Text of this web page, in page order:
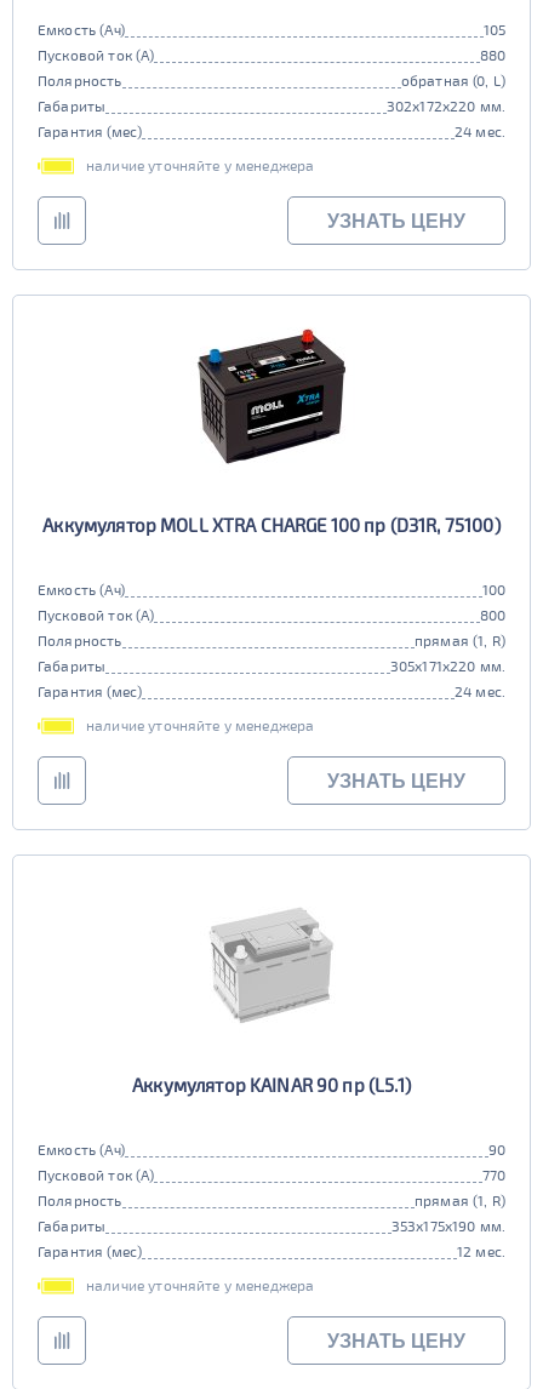
Емкость (Ач)
105
Пусковой ток (А)
880
Полярность
обратная (0, L)
Габариты
302x172x220 мм.
Гарантия (мес)
24 мес.
наличие уточняйте у менеджера
УЗНАТЬ ЦЕНУ
Аккумулятор MOLL XTRA CHARGE 100 пр (D31R, 75100)
Емкость (Ач)
100
Пусковой ток (А)
800
Полярность
прямая (1, R)
Габариты
305x171x220 мм.
Гарантия (мес)
24 мес.
наличие уточняйте у менеджера
УЗНАТЬ ЦЕНУ
Аккумулятор KAINAR 90 пр (L5.1)
Емкость (Ач)
90
Пусковой ток (А)
770
Полярность
прямая (1, R)
Габариты
353x175x190 мм.
Гарантия (мес)
12 мес.
наличие уточняйте у менеджера
УЗНАТЬ ЦЕНУ